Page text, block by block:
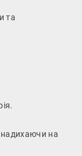
та
надихаючи на